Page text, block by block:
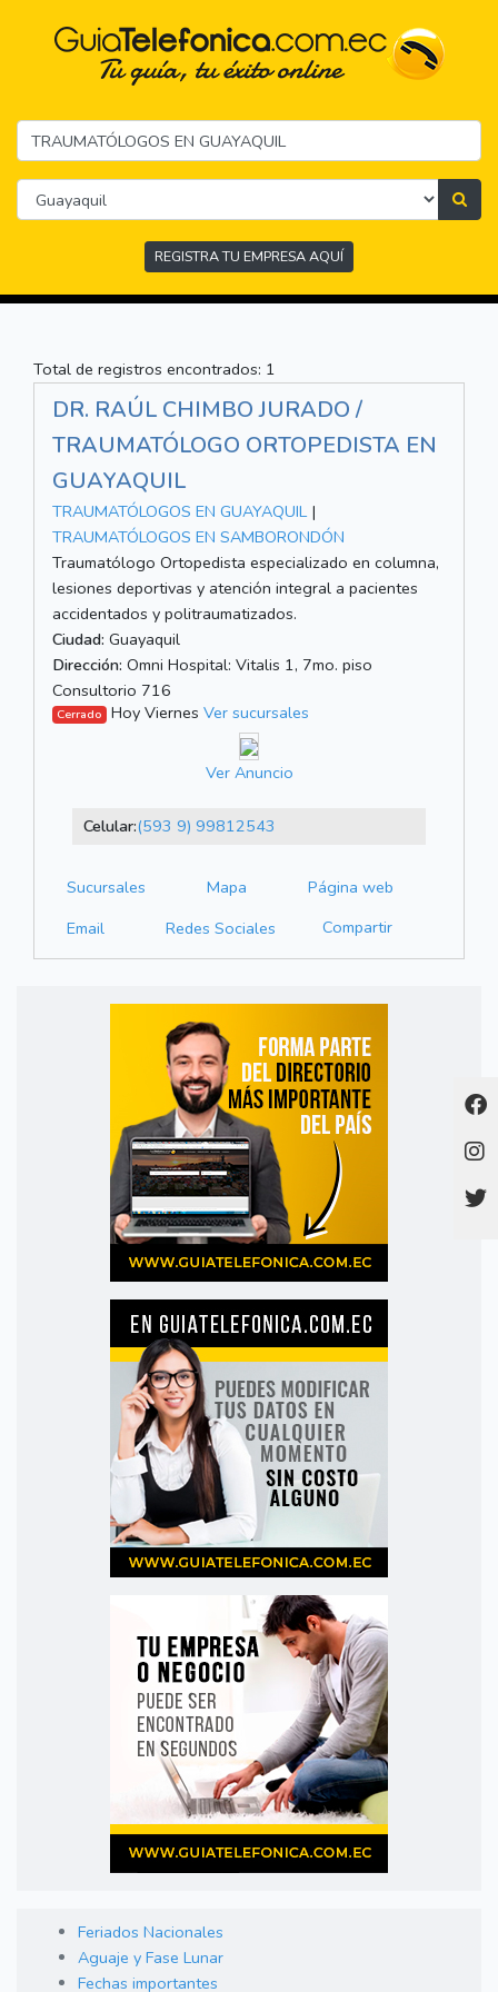
REGISTRA TU EMPRESA AQUÍ
Total de registros encontrados: 1
DR. RAÚL CHIMBO JURADO /
TRAUMATÓLOGO ORTOPEDISTA EN
GUAYAQUIL
TRAUMATÓLOGOS EN GUAYAQUIL|
TRAUMATÓLOGOS EN SAMBORONDÓN
Traumatólogo Ortopedista especializado en columna,
lesiones deportivas y atención integral a pacientes
accidentados y politraumatizados.
Ciudad: Guayaquil
Dirección: Omni Hospital: Vitalis 1, 7mo. piso
Consultorio 716
Cerrado Hoy Viernes Ver sucursales
Ver Anuncio
Celular:(593 9) 99812543
Sucursales Mapa
Página web
Email
Redes Sociales Compartir
Feriados Nacionales
Aguaje y Fase Lunar
Fechas importantes